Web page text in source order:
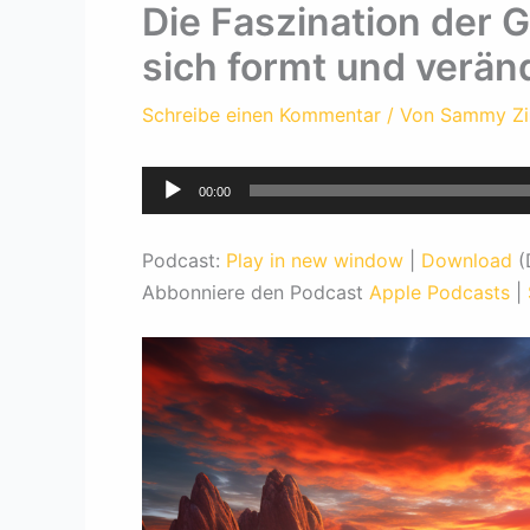
Die Faszination der
sich formt und
Schreibe einen Kommentar / Von Sammy
Audio-
Player
00:00
Podcast: Play in new window Download
Abbonniere den Podcast Apple Podcasts